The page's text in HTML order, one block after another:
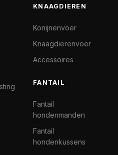
KNAAGDIEREN
Konijnenvoer
Knaagdierenvoer
Accessoires
FANTAIL
Fantail
hondenmanden
Fantail
hondenkussens